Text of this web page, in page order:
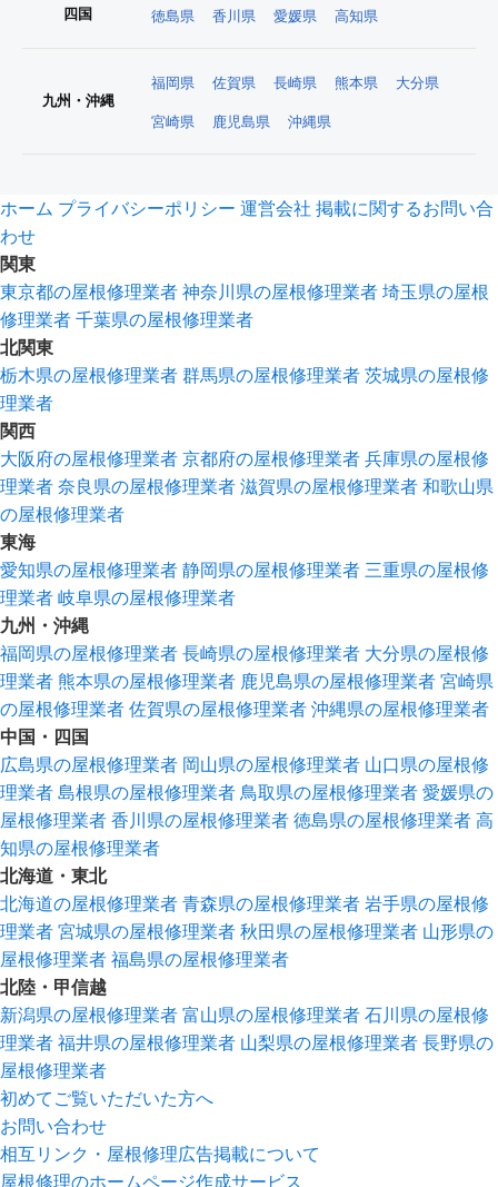
四国 徳島県 香川県 愛媛県 高知県
九州・沖縄
福岡県 佐賀県 長崎県 熊本県 大分県
宮崎県 鹿児島県 沖縄県
ホーム プライバシーポリシー 運営会社 掲載に関するお問い合
わせ
関東
東京都の屋根修理業者 神奈川県の屋根修理業者 埼玉県の屋根
修理業者 千葉県の屋根修理業者
北関東
栃木県の屋根修理業者 群馬県の屋根修理業者 茨城県の屋根修
理業者
関西
大阪府の屋根修理業者 京都府の屋根修理業者 兵庫県の屋根修
理業者 奈良県の屋根修理業者 滋賀県の屋根修理業者 和歌山県
の屋根修理業者
東海
愛知県の屋根修理業者 静岡県の屋根修理業者 三重県の屋根修
理業者 岐阜県の屋根修理業者
九州・沖縄
福岡県の屋根修理業者 長崎県の屋根修理業者 大分県の屋根修
理業者 熊本県の屋根修理業者 鹿児島県の屋根修理業者 宮崎県
の屋根修理業者 佐賀県の屋根修理業者 沖縄県の屋根修理業者
中国・四国
広島県の屋根修理業者 岡山県の屋根修理業者 山口県の屋根修
理業者 島根県の屋根修理業者 鳥取県の屋根修理業者 愛媛県の
屋根修理業者 香川県の屋根修理業者 徳島県の屋根修理業者 高
知県の屋根修理業者
北海道・東北
北海道の屋根修理業者 青森県の屋根修理業者 岩手県の屋根修
理業者 宮城県の屋根修理業者 秋田県の屋根修理業者 山形県の
屋根修理業者 福島県の屋根修理業者
北陸・甲信越
新潟県の屋根修理業者 富山県の屋根修理業者 石川県の屋根修
理業者 福井県の屋根修理業者 山梨県の屋根修理業者 長野県の
屋根修理業者
初めてご覧いただいた方へ
お問い合わせ
相互リンク・屋根修理広告掲載について
屋根修理のホームページ作成サービス